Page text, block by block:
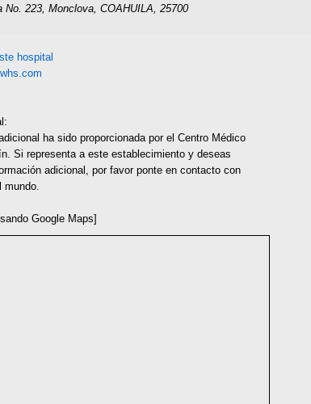
No. 223, Monclova, COAHUILA, 25700
hospital
ha sido proporcionada por el Centro Médico
Si representa a este establecimiento y deseas
adicional, por favor ponte en contacto con
mundo.
Google Maps]